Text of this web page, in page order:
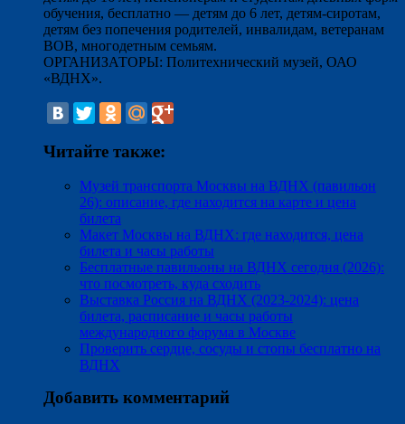
обучения, бесплатно — детям до 6 лет, детям-сиротам,
детям без попечения родителей, инвалидам, ветеранам
ВОВ, многодетным семьям.
ОРГАНИЗАТОРЫ: Политехнический музей, ОАО
«ВДНХ».
Читайте также:
Музей транспорта Москвы на ВДНХ (павильон
26): описание, где находится на карте и цена
билета
Макет Москвы на ВДНХ: где находится, цена
билета и часы работы
Бесплатные павильоны на ВДНХ сегодня (2026):
что посмотреть, куда сходить
Выставка Россия на ВДНХ (2023-2024): цена
билета, расписание и часы работы
международного форума в Москве
Проверить сердце, сосуды и стопы бесплатно на
ВДНХ
Добавить комментарий